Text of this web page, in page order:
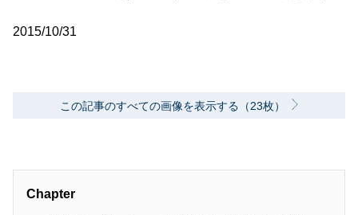
2015/10/31
この記事のすべての画像を表示する（23枚）
Chapter